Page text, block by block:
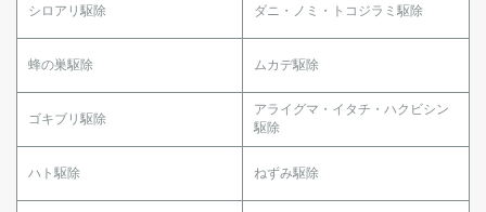
シロアリ駆除 ダニ・ノミ・トコジラミ駆除
蜂の巣駆除 ムカデ駆除
ゴキブリ駆除
アライグマ・イタチ・ハクビシン
駆除
ハト駆除 ねずみ駆除